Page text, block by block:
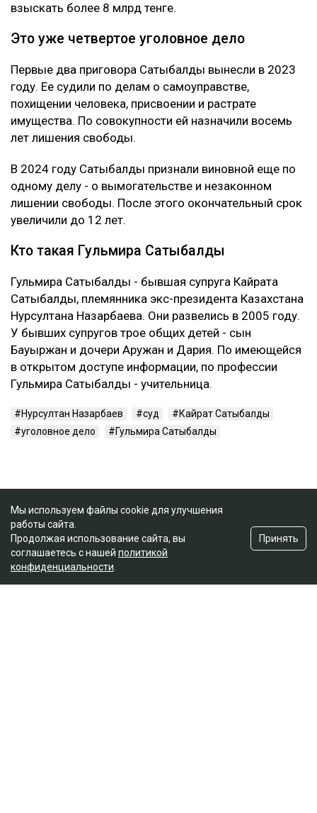
взыскать более 8 млрд тенге.
Это уже четвертое уголовное дело
Первые два приговора Сатыбалды вынесли в 2023
году. Ее судили по делам о самоуправстве,
похищении человека, присвоении и растрате
имущества. По совокупности ей назначили восемь
лет лишения свободы.
В 2024 году Сатыбалды признали виновной еще по
одному делу - о вымогательстве и незаконном
лишении свободы. После этого окончательный срок
увеличили до 12 лет.
Кто такая Гульмира Сатыбалды
Гульмира Сатыбалды - бывшая супруга Кайрата
Сатыбалды, племянника экс-президента Казахстана
Нурсултана Назарбаева. Они развелись в 2005 году.
У бывших супругов трое общих детей - сын
Бауыржан и дочери Аружан и Дария. По имеющейся
в открытом доступе информации, по профессии
Гульмира Сатыбалды - учительница.
Нурсултан Назарбаев суд
Кайрат Сатыбалды
уголовное дело
Гульмира Сатыбалды
Мы используем файлы cookie для улучшения
работы сайта.
Продолжая использование сайта, вы
соглашаетесь с нашей политикой
конфиденциальности
Принять